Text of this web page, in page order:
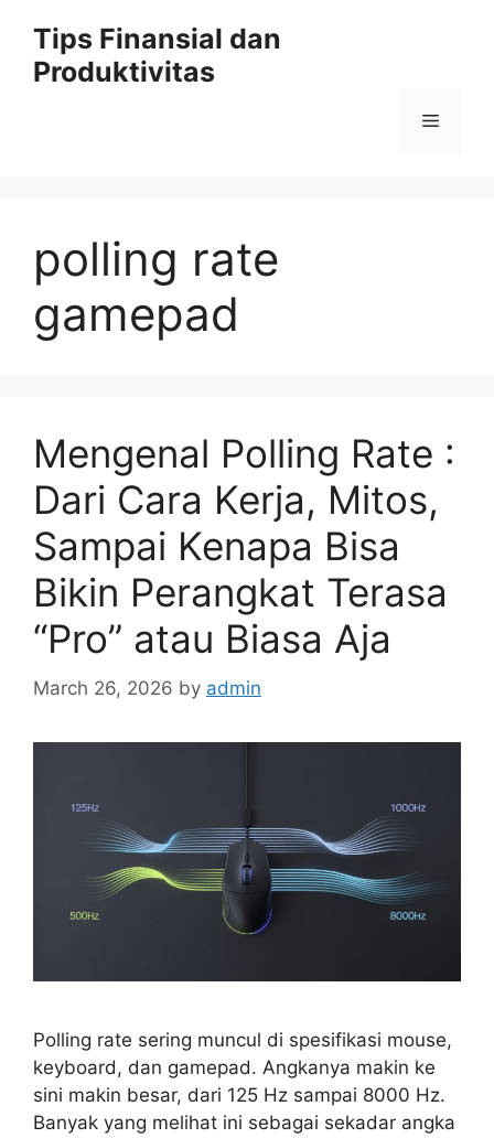
content
Tips Finansial dan
Produktivitas
Menu
polling rate
gamepad
Mengenal Polling Rate :
Dari Cara Kerja, Mitos,
Sampai Kenapa Bisa
Bikin Perangkat Terasa
“Pro” atau Biasa Aja
March 26, 2026 by admin
Polling rate sering muncul di spesifikasi mouse,
keyboard, dan gamepad. Angkanya makin ke
sini makin besar, dari 125 Hz sampai 8000 Hz.
Banyak yang melihat ini sebagai sekadar angka